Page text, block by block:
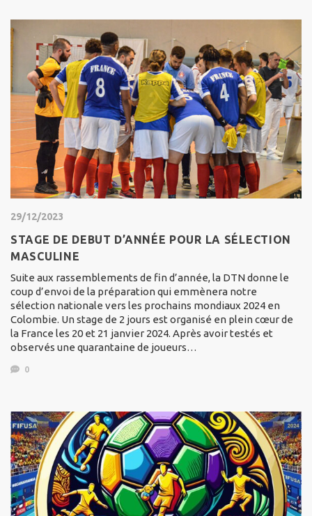
29/12/2023
STAGE DE DEBUT D’ANNÉE POUR LA SÉLECTION
MASCULINE
Suite aux rassemblements de fin d’année, la DTN donne le
coup d’envoi de la préparation qui emmènera notre
sélection nationale vers les prochains mondiaux 2024 en
Colombie. Un stage de 2 jours est organisé en plein cœur de
la France les 20 et 21 janvier 2024. Après avoir testés et
observés une quarantaine de joueurs…
0